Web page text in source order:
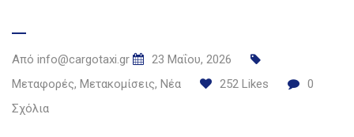
Από info@cargotaxi.gr
23 Μαΐου, 2026
Μεταφορές, Μετακομίσεις, Νέα 252 Likes
0
Σχόλια